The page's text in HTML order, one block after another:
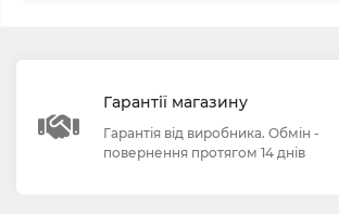
Гарантії магазину
Гарантія від виробника. Обмін -
повернення протягом 14 днів